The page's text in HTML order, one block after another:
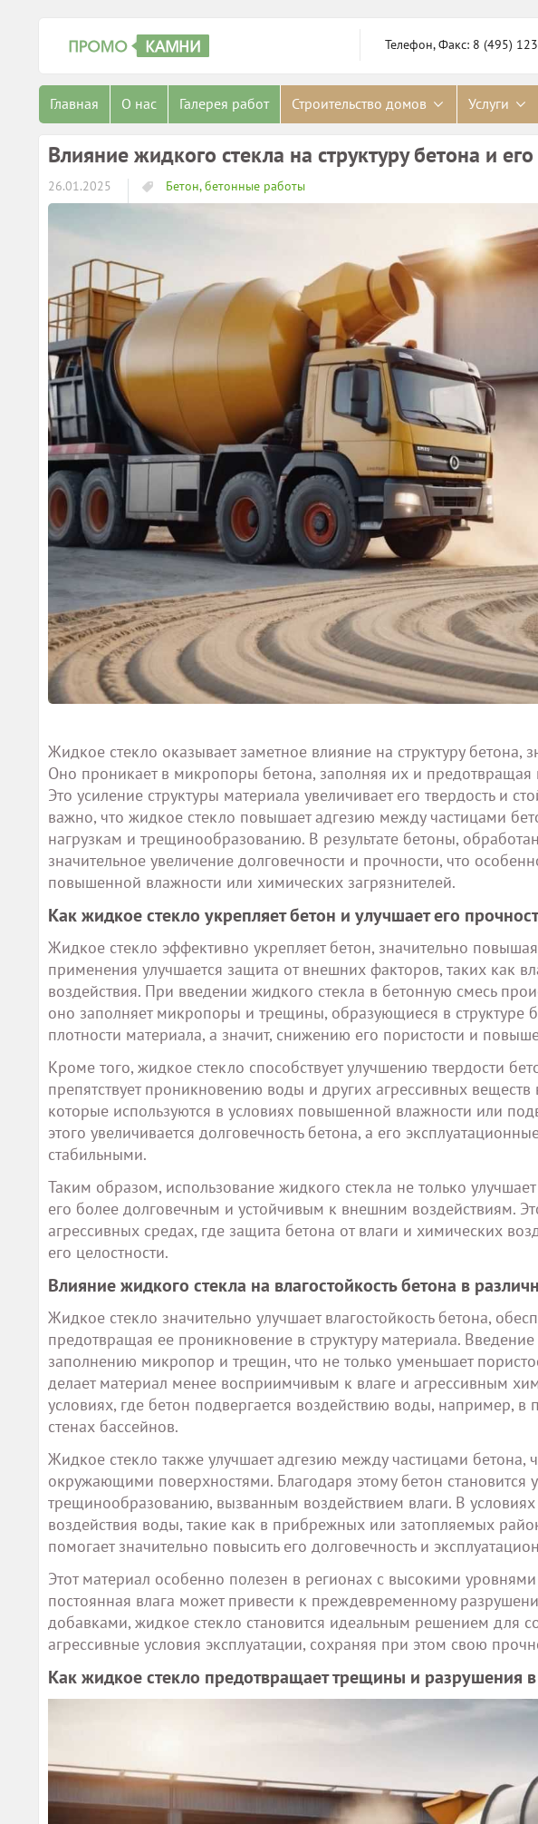
Телефон, Факс: 8 (495)
Главная О нас Галерея работ Строительство домов Услуги
Влияние жидкого стекла на структуру бетона и
26.01.2025 Бетон, бетонные работы
Жидкое стекло оказывает заметное влияние на структуру бетона,
Оно проникает в микропоры бетона, заполняя их и
Это усиление структуры материала увеличивает его твердость и
важно, что жидкое стекло повышает адгезию между частицами
нагрузкам и трещинообразованию. В результате бетоны,
значительное увеличение долговечности и прочности, что
повышенной влажности или химических загрязнителей.
Как жидкое стекло укрепляет бетон и улучшает его
Жидкое стекло эффективно укрепляет бетон, значительно повышая
применения улучшается защита от внешних факторов, таких как
воздействия. При введении жидкого стекла в бетонную смесь
оно заполняет микропоры и трещины, образующиеся в структуре
плотности материала, а значит, снижению его пористости и
Кроме того, жидкое стекло способствует улучшению твердости
препятствует проникновению воды и других агрессивных
которые используются в условиях повышенной влажности или
этого увеличивается долговечность бетона, а его
стабильными.
Таким образом, использование жидкого стекла не только
его более долговечным и устойчивым к внешним воздействиям.
агрессивных средах, где защита бетона от влаги и химических
его целостности.
Влияние жидкого стекла на влагостойкость бетона в
Жидкое стекло значительно улучшает влагостойкость бетона,
предотвращая ее проникновение в структуру материала.
заполнению микропор и трещин, что не только уменьшает
делает материал менее восприимчивым к влаге и агрессивным
условиях, где бетон подвергается воздействию воды, например,
стенах бассейнов.
Жидкое стекло также улучшает адгезию между частицами бетона,
окружающими поверхностями. Благодаря этому бетон
трещинообразованию, вызванным воздействием влаги. В
воздействия воды, такие как в прибрежных или затопляемых
помогает значительно повысить его долговечность и
Этот материал особенно полезен в регионах с высокими
постоянная влага может привести к преждевременному
добавками, жидкое стекло становится идеальным решением для
агрессивные условия эксплуатации, сохраняя при этом свою
Как жидкое стекло предотвращает трещины и разрушения